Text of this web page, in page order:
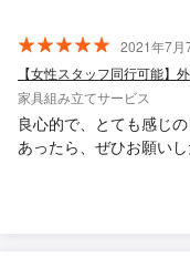
2021年7月
【女性スタッフ同行可能】
家具組み立てサービス
良心的で、とても感じ
あったら、ぜひお願いし